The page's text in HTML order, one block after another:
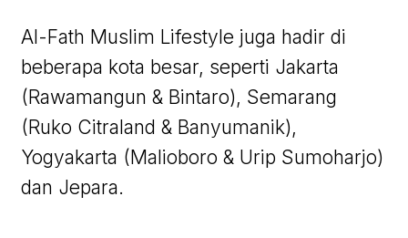
Al-Fath Muslim Lifestyle juga hadir di
beberapa kota besar, seperti Jakarta
(Rawamangun & Bintaro), Semarang
(Ruko Citraland & Banyumanik),
Yogyakarta (Malioboro & Urip Sumoharjo)
dan Jepara.